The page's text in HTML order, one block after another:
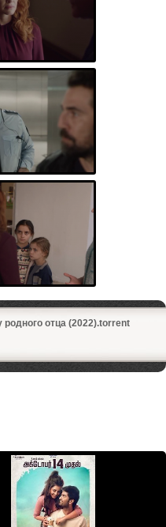
родного отца (2022).torrent